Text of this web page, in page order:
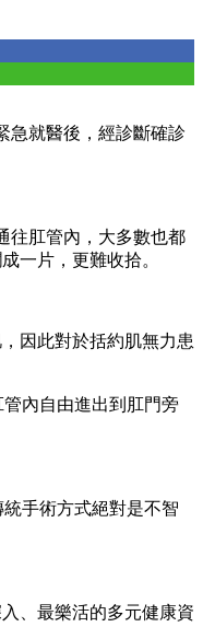
急就醫後，經診斷確診
往肛管內，大多數也都
一片，更難收拾。
因此對於括約肌無力患
內自由進出到肛門旁
手術方式絕對是不智
、最樂活的多元健康資